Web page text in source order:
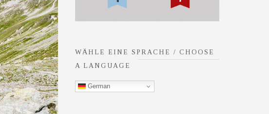
WÄHLE EINE SPRACHE / CHOOSE
A LANGUAGE
German